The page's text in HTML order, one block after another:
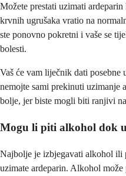
Možete prestati uzimati
krvnih ugrušaka vratio na
ste ponovno pokretni i vaše se
bolesti.
Vaš će vam liječnik dati posebne
nemojte sami prekinuti uzimanje
bolje, jer biste mogli biti ranjivi
Mogu li piti alkohol dok
Najbolje je izbjegavati alkohol
uzimate ardeparin. Alkohol